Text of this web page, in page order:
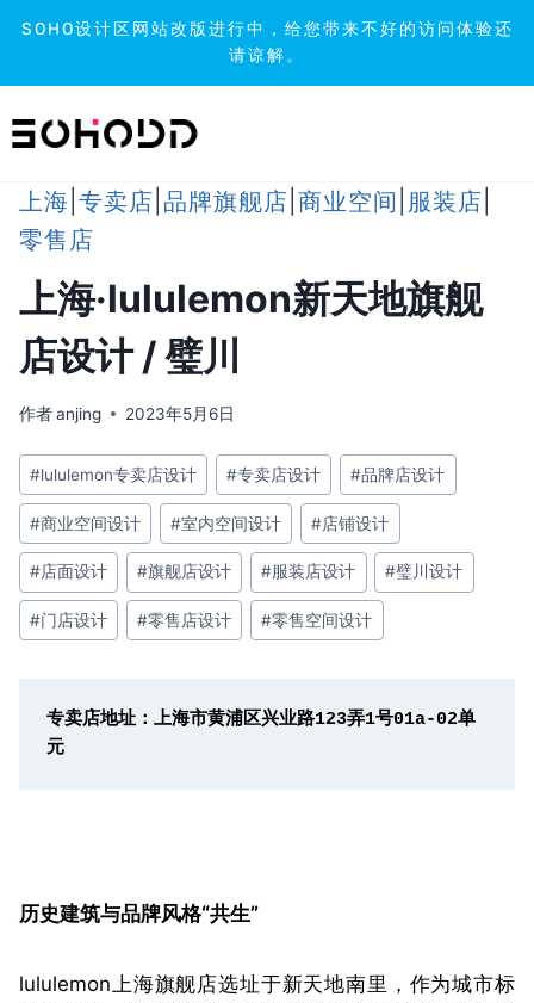
SOHO设计区网站改版进行中，给您带来不好的访问体验还
请谅解。
到
上海 专卖店 品牌旗舰店 商业空间 服装店
零售店
上海·lululemon新天地旗舰
店设计 / 璧川
作者anjing 2023年5月6日
文
章
标
签：
#lululemon专卖店设计 #专卖店设计 #品牌店设计
#商业空间设计 #室内空间设计 #店铺设计
#店面设计 #旗舰店设计 #服装店设计 #璧川设计
#门店设计 #零售店设计 #零售空间设计
专卖店地址：上海市黄浦区兴业路123弄1号01a-02单
元
历史建筑与品牌风格“共生”
lululemon上海旗舰店选址于新天地南里，作为城市标